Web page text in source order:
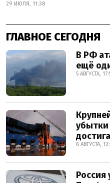
29 ИЮЛЯ, 11:38
ГЛАВНОЕ СЕГОДНЯ
В РФ
ещё
5 АВГУСТА,
6 АВГУСТА,
Россия